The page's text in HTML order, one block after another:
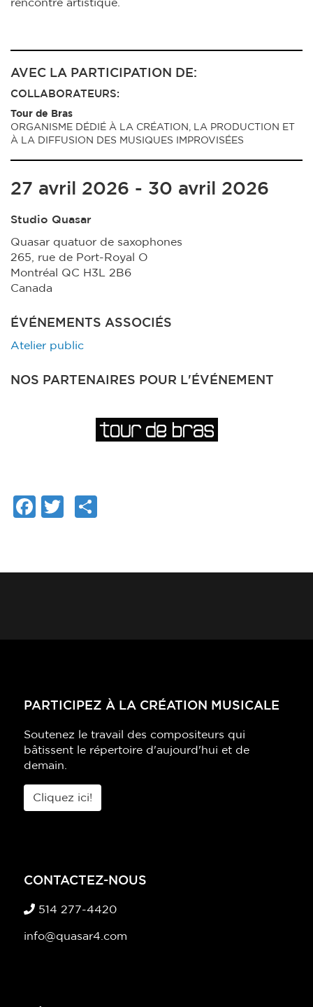
rencontre artistique.
AVEC LA PARTICIPATION DE:
COLLABORATEURS:
Tour de Bras
ORGANISME DÉDIÉ À LA CRÉATION, LA PRODUCTION ET
À LA DIFFUSION DES MUSIQUES IMPROVISÉES
27 avril 2026 - 30 avril 2026
Studio Quasar
Quasar quatuor de saxophones
265, rue de Port-Royal O
Montréal
QC H3L 2B6
Canada
ÉVÉNEMENTS ASSOCIÉS
Atelier public
NOS PARTENAIRES POUR L'ÉVÉNEMENT
Facebook
Twitter
PARTICIPEZ À LA CRÉATION MUSICALE
Soutenez le travail des compositeurs qui
bâtissent le répertoire d'aujourd'hui et de
demain.
Cliquez ici!
CONTACTEZ-NOUS
514 277-4420
info@quasar4.com